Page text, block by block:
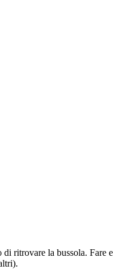
ritrovare la bussola.